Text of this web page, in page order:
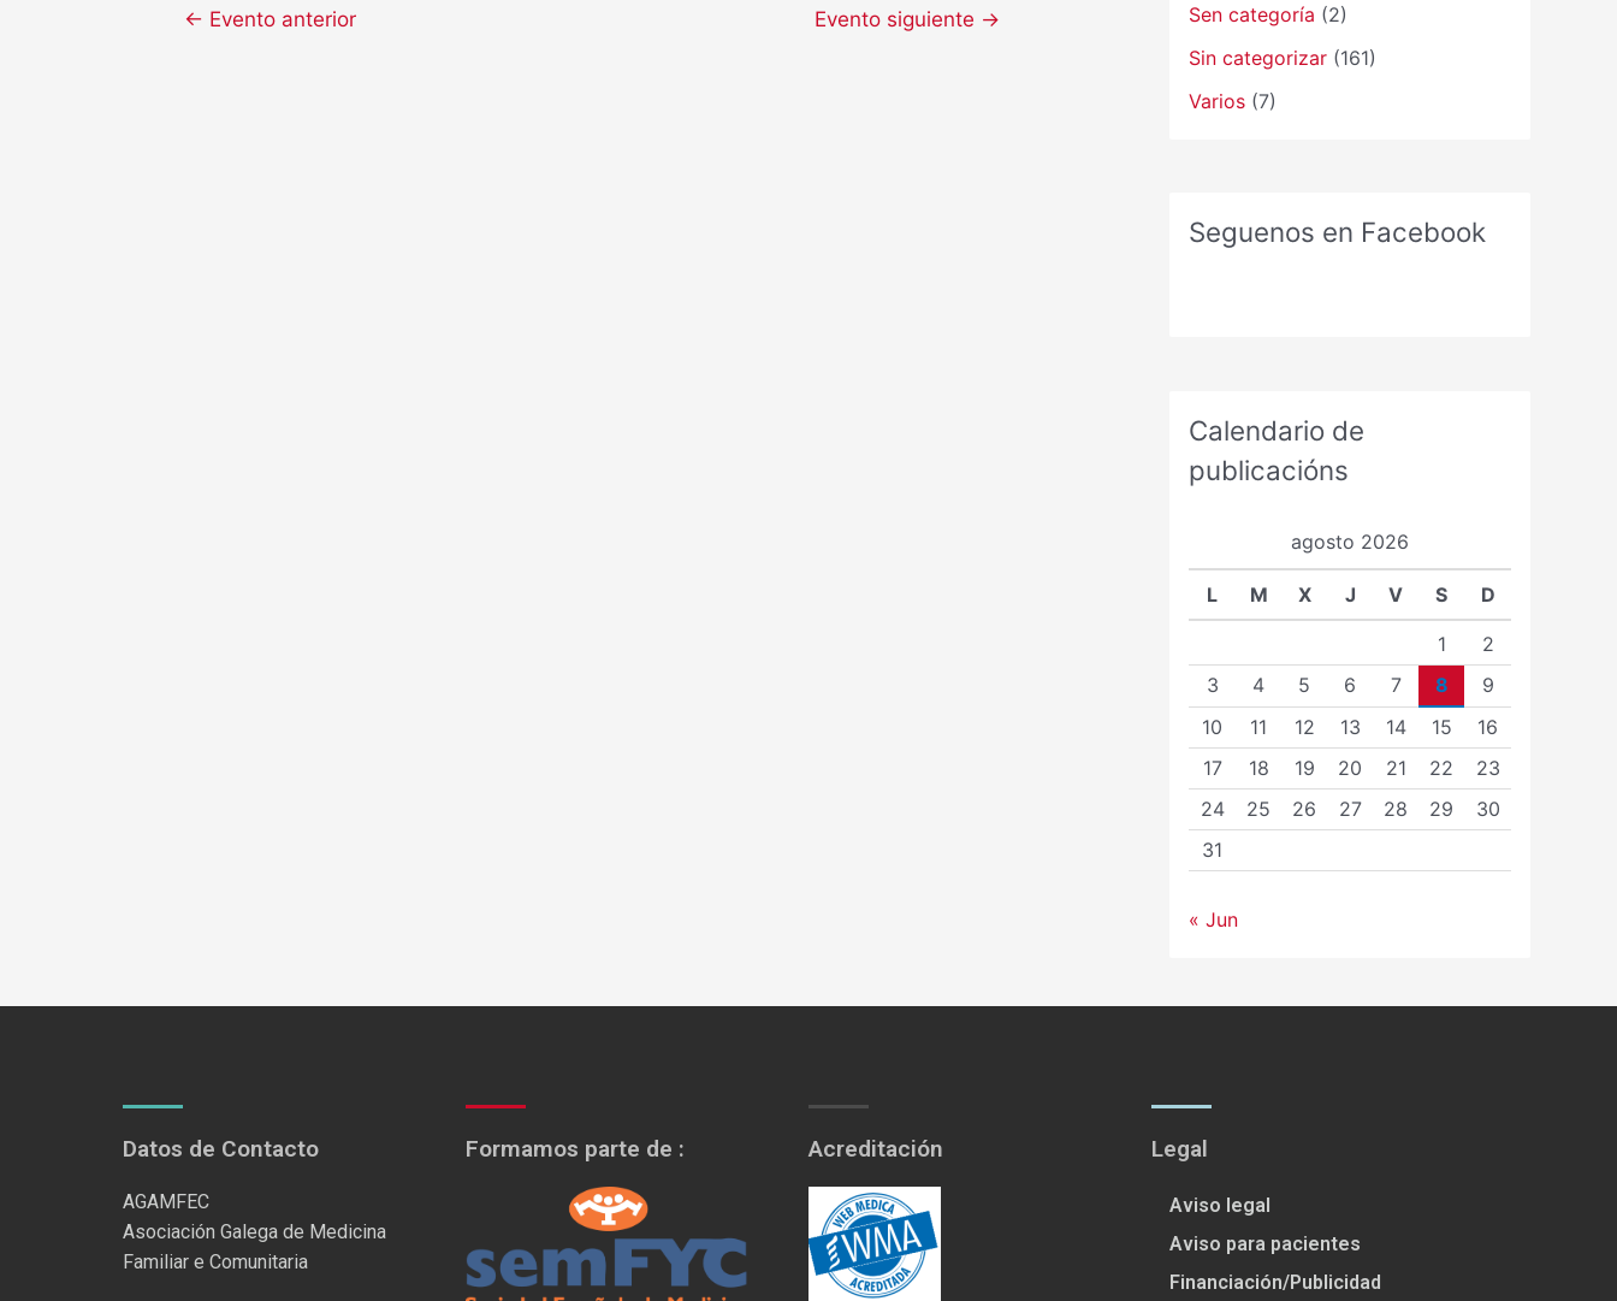
← Evento anterior Evento siguiente →
Sen categoría (2)
Sin categorizar (161)
Varios (7)
Seguenos en Facebook
Calendario de
publicacións
agosto 2026
L M X J V S D
1
2
3
4 5 6 7 8
9
10
11 12 13 14 15
16
17
18 19 20 21 22
23
24
25 26 27 28 29
30
31
« Jun
Datos de Contacto
AGAMFEC
Asociación Galega de Medicina
Familiar e Comunitaria
Formamos parte de : Acreditación Legal
Aviso legal
Aviso para pacientes
Financiación/Publicidad